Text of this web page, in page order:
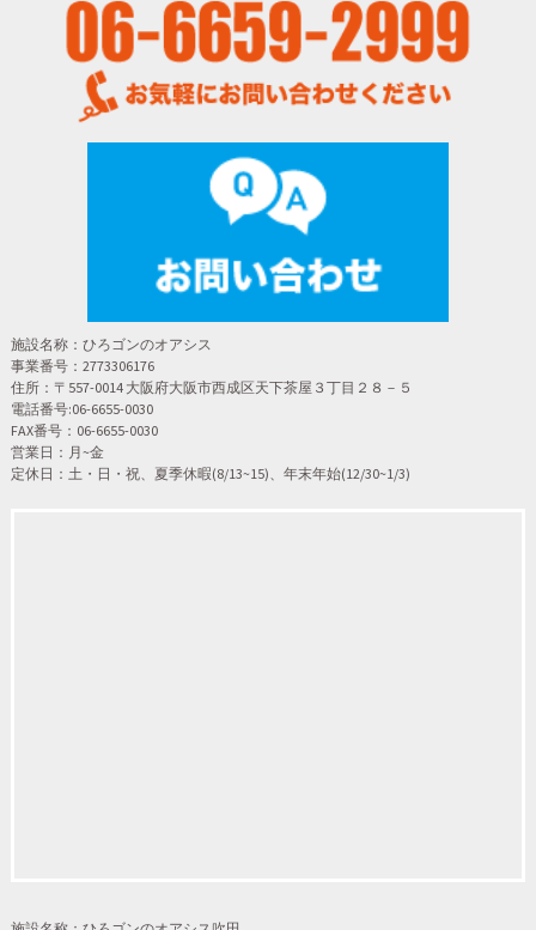
ン
施設名称：ひろゴンのオアシス
事業番号：2773306176
住所：〒557-0014 大阪府大阪市西成区天下茶屋３丁目２８－５
電話番号:06-6655-0030
FAX番号：06-6655-0030
営業日：月~金
定休日：土・日・祝、夏季休暇(8/13~15)、年末年始(12/30~1/3)